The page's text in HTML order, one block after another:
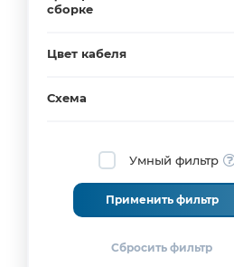
сборке
Цвет кабеля
Схема
Умный фильтр
Применить фильтр